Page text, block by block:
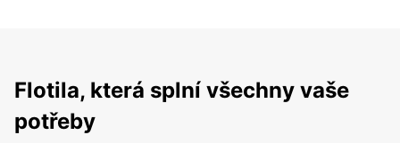
Flotila, která splní všechny vaše
potřeby